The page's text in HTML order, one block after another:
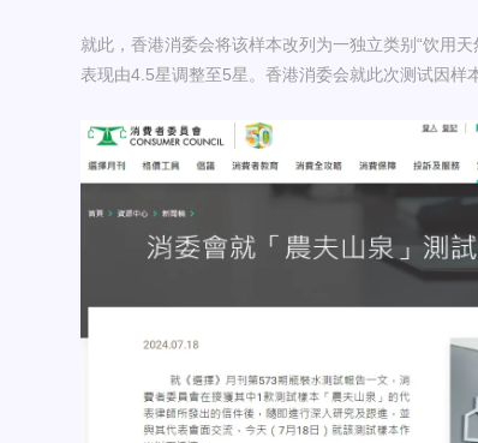
就此，香港消委会将该样本改列为一独立类别“饮用
表现由4.5星调整至5星。香港消委会就此次测试因样